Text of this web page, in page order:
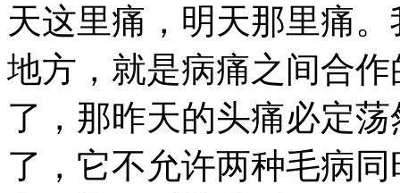
天这里痛，明天那里痛
地方，就是病痛之间合
了，那昨天的头痛必定
了，它不允许两种毛病